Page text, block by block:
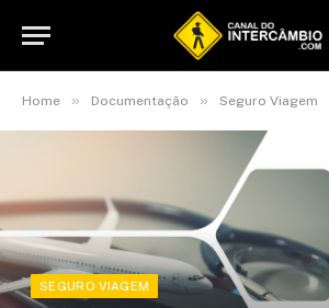
Home » Documentação » Seguro Viagem
SEGURO VIAGEM